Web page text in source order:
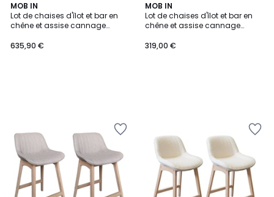
MOB IN
Lot de chaises d'îlot et bar en
chêne et assise cannage
635,90 €
MOB IN
Lot de chaises d'îlot et bar en
chêne et assise cannage
319,00 €